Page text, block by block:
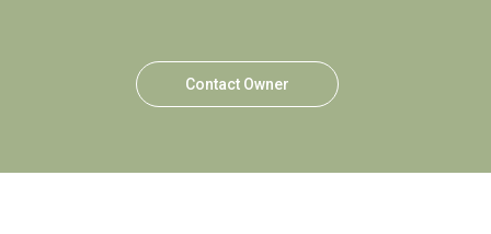
Contact Owner